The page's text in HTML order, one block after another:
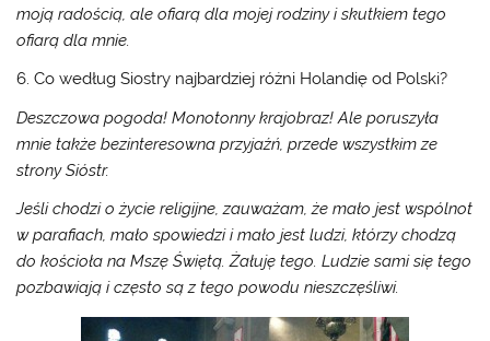
moją radością, ale ofiarą dla mojej rodziny i skutkiem tego
ofiarą dla mnie.
6. Co według Siostry najbardziej różni Holandię od Polski?
Deszczowa pogoda! Monotonny krajobraz! Ale poruszyła
mnie także bezinteresowna przyjaźń, przede wszystkim ze
strony Sióstr.
Jeśli chodzi o życie religijne, zauważam, że mało jest wspólnot
w parafiach, mało spowiedzi i mało jest ludzi, którzy chodzą
do kościoła na Mszę Świętą. Żałuję tego. Ludzie sami się tego
pozbawiają i często są z tego powodu nieszczęśliwi.